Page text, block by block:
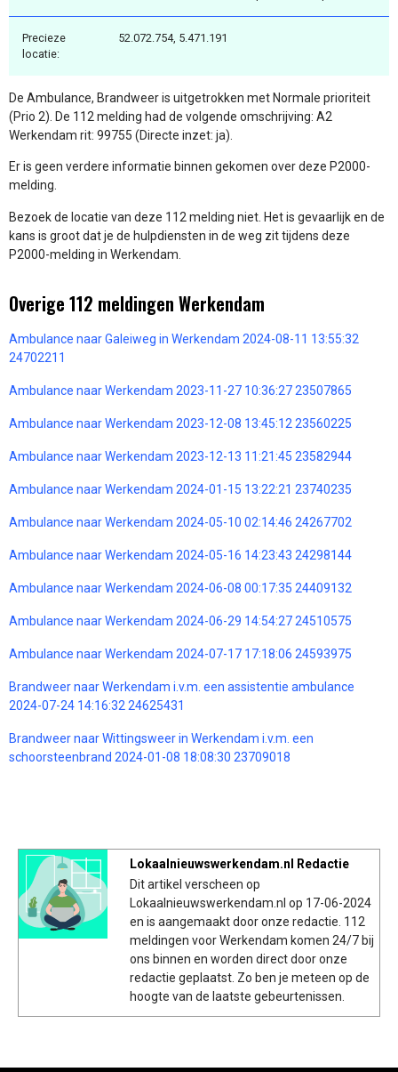
Precieze
locatie:
52.072.754, 5.471.191
De Ambulance, Brandweer is uitgetrokken met Normale prioriteit
(Prio 2). De 112 melding had de volgende omschrijving: A2
Werkendam rit: 99755 (Directe inzet: ja).
Er is geen verdere informatie binnen gekomen over deze P2000-
melding.
Bezoek de locatie van deze 112 melding niet. Het is gevaarlijk en de
kans is groot dat je de hulpdiensten in de weg zit tijdens deze
P2000-melding in Werkendam.
Overige 112 meldingen Werkendam
Ambulance naar Galeiweg in Werkendam 2024-08-11 13:55:32
24702211
Ambulance naar Werkendam 2023-11-27 10:36:27 23507865
Ambulance naar Werkendam 2023-12-08 13:45:12 23560225
Ambulance naar Werkendam 2023-12-13 11:21:45 23582944
Ambulance naar Werkendam 2024-01-15 13:22:21 23740235
Ambulance naar Werkendam 2024-05-10 02:14:46 24267702
Ambulance naar Werkendam 2024-05-16 14:23:43 24298144
Ambulance naar Werkendam 2024-06-08 00:17:35 24409132
Ambulance naar Werkendam 2024-06-29 14:54:27 24510575
Ambulance naar Werkendam 2024-07-17 17:18:06 24593975
Brandweer naar Werkendam i.v.m. een assistentie ambulance
2024-07-24 14:16:32 24625431
Brandweer naar Wittingsweer in Werkendam i.v.m. een
schoorsteenbrand 2024-01-08 18:08:30 23709018
Lokaalnieuwswerkendam.nl Redactie
Dit artikel verscheen op
Lokaalnieuwswerkendam.nl op 17-06-2024
en is aangemaakt door onze redactie. 112
meldingen voor Werkendam komen 24/7 bij
ons binnen en worden direct door onze
redactie geplaatst. Zo ben je meteen op de
hoogte van de laatste gebeurtenissen.